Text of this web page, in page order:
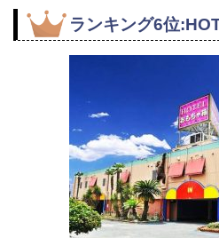
ランキング6位